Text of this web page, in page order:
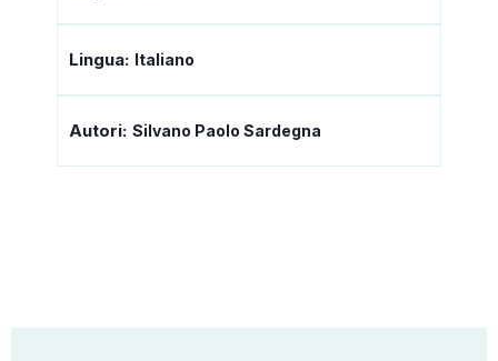
Lingua: Italiano
Autori: Silvano Paolo Sardegna